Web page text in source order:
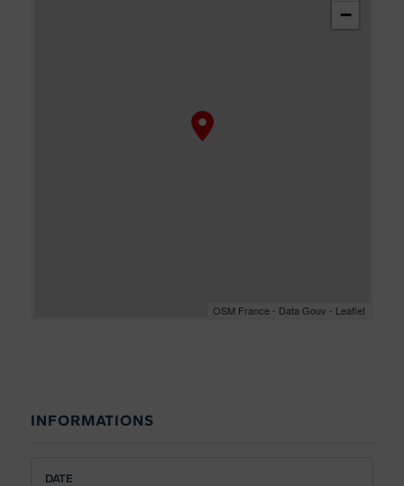
−
OSM France - Data Gouv - Leaflet
INFORMATIONS
DATE